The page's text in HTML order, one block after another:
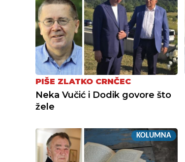
PIŠE ZLATKO CRNČEC
Neka Vučić i Dodik govore što
žele
KOLUMNA